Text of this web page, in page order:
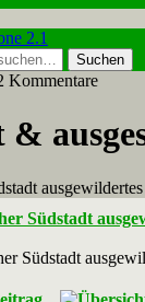
2.1
Kommentare
Süd­stadt